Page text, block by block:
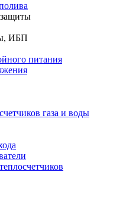
ИБП
питания
газа и воды